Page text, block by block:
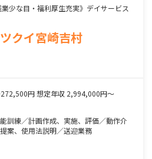
少な目・福利厚生充実》デイサービス
クイ宮崎吉村
円 想定年収 2,994,000円～
訓練／計画作成、実施、評価／動作介
案、使用法説明／送迎業務